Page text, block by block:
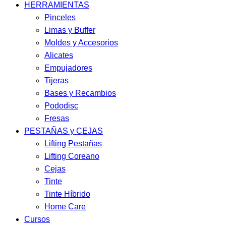
HERRAMIENTAS
Pinceles
Limas y Buffer
Moldes y Accesorios
Alicates
Empujadores
Tijeras
Bases y Recambios
Pododisc
Fresas
PESTAÑAS y CEJAS
Lifting Pestañas
Lifting Coreano
Cejas
Tinte
Tinte Híbrido
Home Care
Cursos